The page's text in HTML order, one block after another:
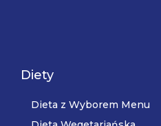
Diety
Dieta z Wyborem Menu